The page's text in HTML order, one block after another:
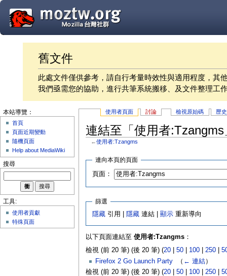
舊文件
此處文件僅供參考，請自行考量時效性與適用程度，其
我們亟需您的協助，進行共筆系統搬移、及文件整理工
使用者頁面 討論 檢視原始碼 歷
連結至「使用者
←使用者:Tzangms
連向本頁的頁面
頁面：
篩選
隱藏 引用 | 隱藏 連結 |顯示 重新導向
以下頁面連結至 使用者:Tzangms：
檢視 (前 20 筆) (後 20 筆) (20| 50| 100| 250|
Firefox 2 Go Launch Party‎ （ ← 連結）
檢視 (前 20 筆) (後 20 筆) (20| 50| 100| 250|
本站導覽：
首頁
頁面近期變動
隨機頁面
Help about MediaWiki
搜尋
工具:
使用者貢獻
特殊頁面